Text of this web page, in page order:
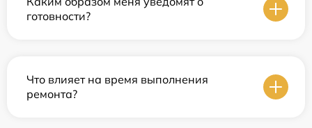
готовности?
Что влияет на время выполнения
ремонта?